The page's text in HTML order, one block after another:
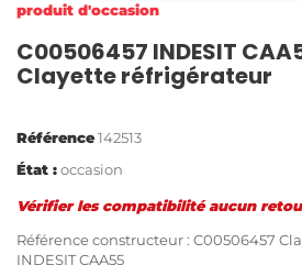
produit d'occasion
C00506457 INDESIT
Clayette réfrigérateur
Référence142513
État :occasion
Vérifier lescompatibilitéaucun
Référence constructeur : C00506457
INDESIT CAA55